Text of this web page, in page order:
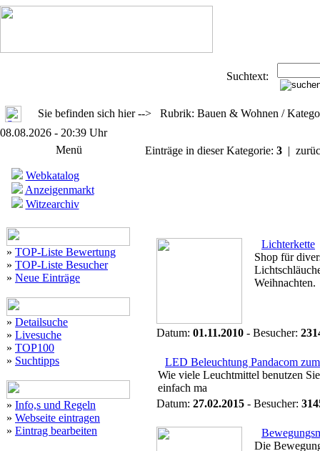
Suchtext:
Sie befinden sich hier --> Rubrik: Bauen & Wohnen /
08.08.2026 - 20:39 Uhr
Menü
Webkatalog
Anzeigenmarkt
Witzearchiv
» TOP-Liste Bewertung
» TOP-Liste Besucher
» Neue Einträge
» Detailsuche
» Livesuche
» TOP100
» Suchtipps
» Info,s und Regeln
» Webseite eintragen
» Eintrag bearbeiten
Einträge in dieser Kategorie: 3 |
Lichterkette
Shop für
Weihnachten.
Datum: 01.11.2010 - Besucher:
LED Beleuchtung Pandacom zum
Wie viele Leuchtmittel benutzen
einfach ma
Datum: 27.02.2015 - Besucher:
Die